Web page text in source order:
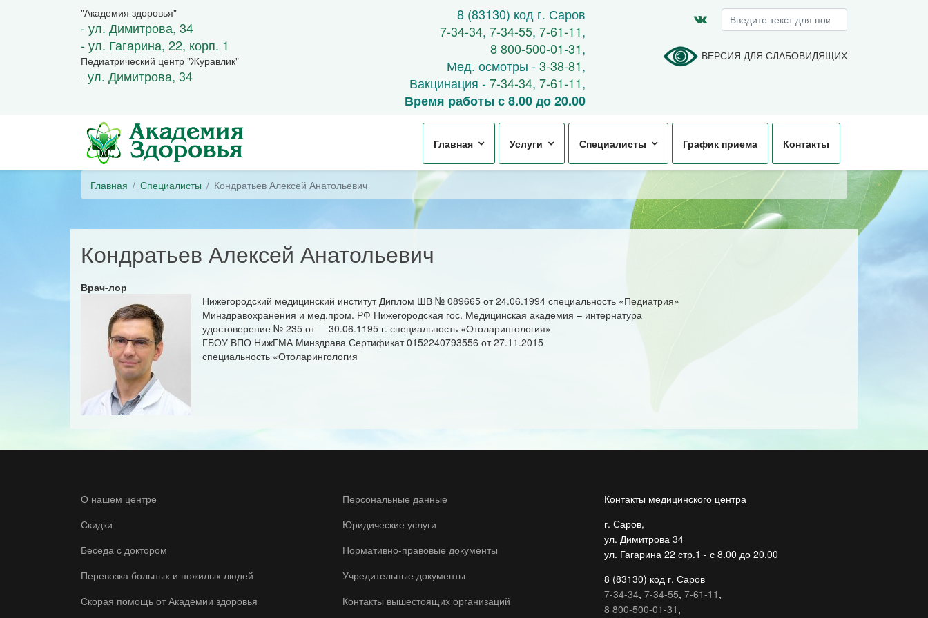
"Академия здоровья"
- ул. Димитрова, 34
- ул. Гагарина, 22, корп. 1
Педиатрический центр "Журавлик"
- ул. Димитрова, 34
8 (83130) код г. Саров
7-34-34,7-34-55,7-61-11,
8 800-500-01-31,
Мед. осмотры -3-38-81,
Вакцинация -7-34-34,7-61-11,
Время работы с 8.00 до 20.00
Искать...
ВЕРСИЯ ДЛЯ СЛАБОВИДЯЩИХ
Главная Услуги Специалисты График приема Контакты
Главная Специалисты Кондратьев Алексей Анатольевич
Кондратьев Алексей Анатольевич
Врач-лор
Нижегородский медицинский институт Диплом ШВ № 089665 от 24.06.1994 специальность «Педиатрия»
Минздравохранения и мед.пром. РФ Нижегородская гос. Медицинская академия – интернатура
удостоверение № 235 от 30.06.1195 г. специальность «Отоларингология»
ГБОУ ВПО НижГМА Минздрава Сертификат 0152240793556 от 27.11.2015
специальность «Отоларингология
О нашем центре
Скидки
Беседа с доктором
Перевозка больных и пожилых людей
Скорая помощь от Академии здоровья
Персональные данные
Юридические услуги
Нормативно-правовые документы
Учредительные документы
Контакты вышестоящих организаций
Контакты медицинского центра
г. Саров,
ул. Димитрова 34
ул. Гагарина 22 стр.1 - с 8.00 до 20.00
8 (83130) код г. Саров
7-34-34, 7-34-55, 7-61-11 ,
8 800-500-01-31 ,